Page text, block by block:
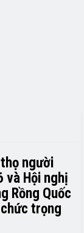
người
và Hội nghị
Rồng Quốc
trọng